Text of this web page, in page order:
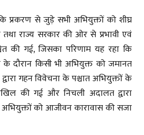
प्रकरण से जुड़े सभी अभियुक्तों को शीघ्र
तथा राज्य सरकार की ओर से प्रभावी एवं
की गई, जिसका परिणाम यह रहा कि
दौरान किसी भी अभियुक्त को जमानत
गहन विवेचना के पश्चात अभियुक्तों के
की गई और निचली अदालत द्वारा
अभियुक्तों को आजीवन कारावास की सजा